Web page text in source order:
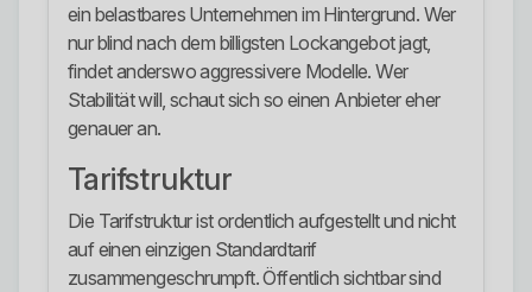
ein belastbares Unternehmen im Hintergrund. Wer
nur blind nach dem billigsten Lockangebot jagt,
findet anderswo aggressivere Modelle. Wer
Stabilität will, schaut sich so einen Anbieter eher
genauer an.
Tarifstruktur
Die Tarifstruktur ist ordentlich aufgestellt und nicht
auf einen einzigen Standardtarif
zusammengeschrumpft. Öffentlich sichtbar sind